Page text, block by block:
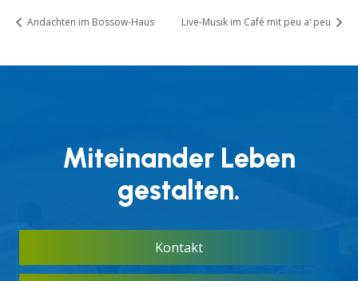
Andachten im Bossow-Haus Live-Musik im Café mit peu a‘ peu
Miteinander Leben
gestalten.
Kontakt